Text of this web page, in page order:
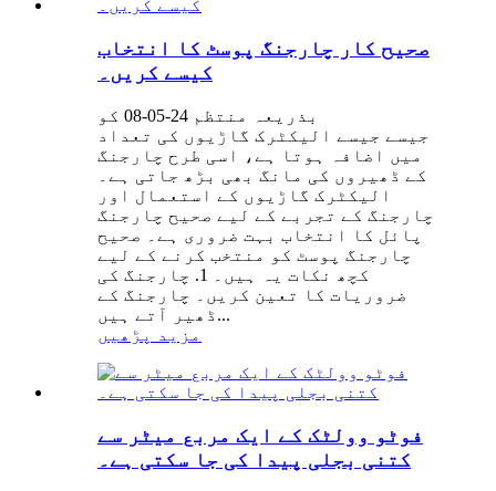
صحیح کار چارجنگ پوسٹ کا انتخاب
کیسے کریں۔
بذریعہ منتظم 24-05-08 کو
جیسے جیسے الیکٹرک گاڑیوں کی تعداد
میں اضافہ ہوتا ہے، اسی طرح چارجنگ
کے ڈھیروں کی مانگ بھی بڑھ جاتی ہے۔
الیکٹرک گاڑیوں کے استعمال اور
چارجنگ کے تجربے کے لیے صحیح چارجنگ
پائل کا انتخاب بہت ضروری ہے۔ صحیح
چارجنگ پوسٹ کو منتخب کرنے کے لیے
کچھ نکات یہ ہیں۔ 1. چارجنگ کی
ضروریات کا تعین کریں۔ چارجنگ کے
ڈھیر آتے ہیں...
مزید پڑھیں
فوٹو وولٹک کے ایک مربع میٹر سے
کتنی بجلی پیدا کی جا سکتی ہے۔